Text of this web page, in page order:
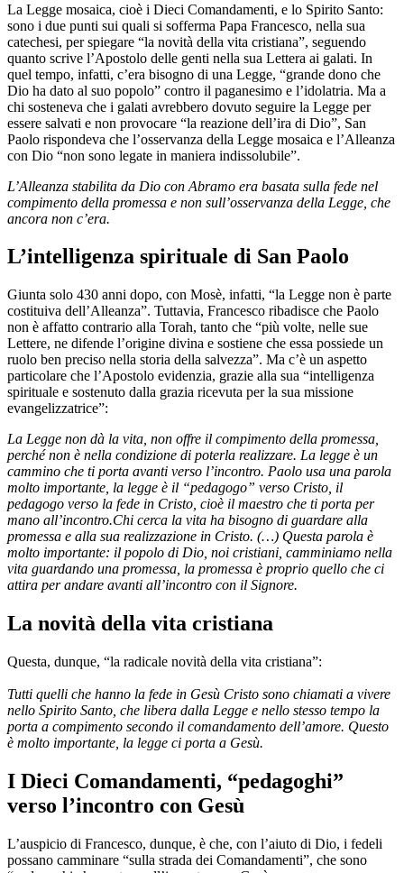
La Legge mosaica, cioè i Dieci Comandamenti, e lo Spirito Santo:
sono i due punti sui quali si sofferma Papa Francesco, nella sua
catechesi, per spiegare “la novità della vita cristiana”, seguendo
quanto scrive l’Apostolo delle genti nella sua Lettera ai galati. In
quel tempo, infatti, c’era bisogno di una Legge, “grande dono che
Dio ha dato al suo popolo” contro il paganesimo e l’idolatria. Ma a
chi sosteneva che i galati avrebbero dovuto seguire la Legge per
essere salvati e non provocare “la reazione dell’ira di Dio”, San
Paolo rispondeva che l’osservanza della Legge mosaica e l’Alleanza
con Dio “non sono legate in maniera indissolubile”.
L’Alleanza stabilita da Dio con Abramo era basata sulla fede nel
compimento della promessa e non sull’osservanza della Legge, che
ancora non c’era.
L’intelligenza spirituale di San Paolo
Giunta solo 430 anni dopo, con Mosè, infatti, “la Legge non è parte
costituiva dell’Alleanza”. Tuttavia, Francesco ribadisce che Paolo
non è affatto contrario alla Torah, tanto che “più volte, nelle sue
Lettere, ne difende l’origine divina e sostiene che essa possiede un
ruolo ben preciso nella storia della salvezza”. Ma c’è un aspetto
particolare che l’Apostolo evidenzia, grazie alla sua “intelligenza
spirituale e sostenuto dalla grazia ricevuta per la sua missione
evangelizzatrice”:
La Legge non dà la vita, non offre il compimento della promessa,
perché non è nella condizione di poterla realizzare. La legge è un
cammino che ti porta avanti verso l’incontro. Paolo usa una parola
molto importante, la legge è il “pedagogo” verso Cristo, il
pedagogo verso la fede in Cristo, cioè il maestro che ti porta per
mano all’incontro.Chi cerca la vita ha bisogno di guardare alla
promessa e alla sua realizzazione in Cristo. (…) Questa parola è
molto importante: il popolo di Dio, noi cristiani, camminiamo nella
vita guardando una promessa, la promessa è proprio quello che ci
attira per andare avanti all’incontro con il Signore.
La novità della vita cristiana
Questa, dunque, “la radicale novità della vita cristiana”:
Tutti quelli che hanno la fede in Gesù Cristo sono chiamati a vivere
nello Spirito Santo, che libera dalla Legge e nello stesso tempo la
porta a compimento secondo il comandamento dell’amore. Questo
è molto importante, la legge ci porta a Gesù.
I Dieci Comandamenti, “pedagoghi”
verso l’incontro con Gesù
L’auspicio di Francesco, dunque, è che, con l’aiuto di Dio, i fedeli
possano camminare “sulla strada dei Comandamenti”, che sono